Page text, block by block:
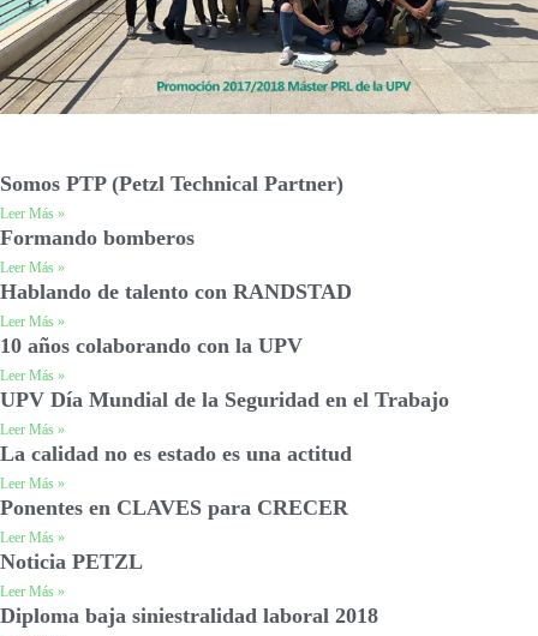
Somos PTP (Petzl Technical Partner)
Leer Más »
Formando bomberos
Leer Más »
Hablando de talento con RANDSTAD
Leer Más »
10 años colaborando con la UPV
Leer Más »
UPV Día Mundial de la Seguridad en el Trabajo
Leer Más »
La calidad no es estado es una actitud
Leer Más »
Ponentes en CLAVES para CRECER
Leer Más »
Noticia PETZL
Leer Más »
Diploma baja siniestralidad laboral 2018